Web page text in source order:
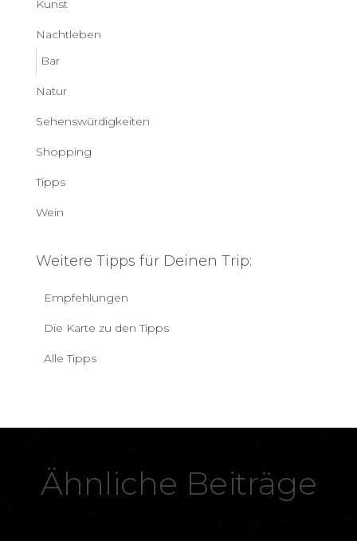
Kunst
Nachtleben
Bar
Natur
Sehenswürdigkeiten
Shopping
Tipps
Wein
Weitere Tipps für Deinen Trip:
Empfehlungen
Die Karte zu den Tipps
Alle Tipps
Ähnliche Beiträge